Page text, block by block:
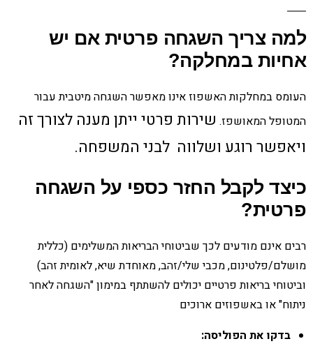
למה צריך השגחה פרטית אם יש
אחיות במחלקה?
העומס במחלקות האשפוז אינו מאפשר השגחה מיטבית עבור
המטופל המאושפז. שירות פרטי ייתן מענה לצורך זה
ויאפשר רוגע ושלווה לבני המשפחה.
כיצד לקבל החזר כספי על השגחה
פרטית?
רבים אינם מודעים לכך שביטוחי הבריאות המשלימים (כללית
מושלם/פלטינום, מכבי שלי/זהב, מאוחדת שיא, לאומית זהב)
וביטוחי בריאות פרטיים יכולים להשתתף במימון "השגחה לאחר
ניתוח" או באשפוזים ארוכים
בדקו את הפוליסה: